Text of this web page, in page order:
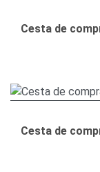
Cesta de
Cesta de